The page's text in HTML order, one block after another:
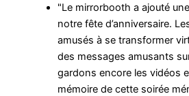
"Le mirrorbooth a ajouté
notre fête d’anniversaire.
amusés à se transformer
des messages amusants
gardons encore les vidéos
mémoire de cette soirée